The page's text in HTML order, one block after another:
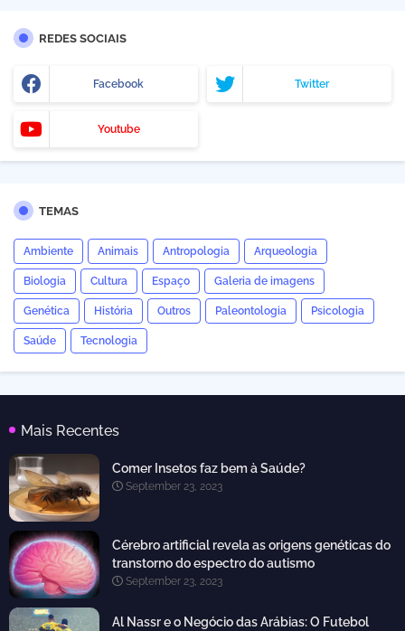
REDES SOCIAIS
Facebook Twitter
Youtube
TEMAS
Ambiente Animais Antropologia Arqueologia
Biologia Cultura Espaço Galeria de imagens
Genética História Outros Paleontologia Psicologia
Saúde Tecnologia
Mais Recentes
Comer Insetos faz bem à Saúde?
September 23, 2023
Cérebro artificial revela as origens genéticas do
transtorno do espectro do autismo
September 23, 2023
Al Nassr e o Negócio das Arábias: O Futebol